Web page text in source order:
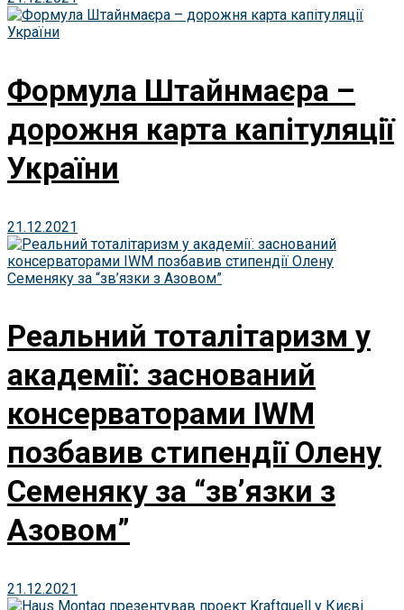
Формула Штайнмаєра –
дорожня карта капітуляції
України
21.12.2021
Реальний тоталітаризм у
академії: заснований
консерваторами IWM
позбавив стипендії Олену
Семеняку за “зв’язки з
Азовом”
21.12.2021